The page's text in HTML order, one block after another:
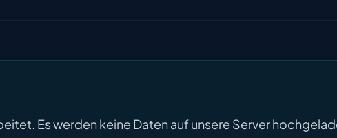
Es werden keine Daten auf unsere Server